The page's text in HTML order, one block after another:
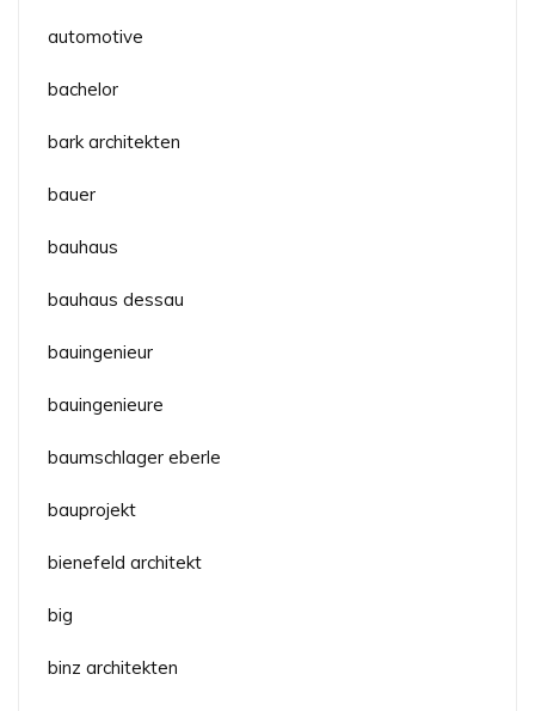
automotive
bachelor
bark architekten
bauer
bauhaus
bauhaus dessau
bauingenieur
bauingenieure
baumschlager eberle
bauprojekt
bienefeld architekt
big
binz architekten